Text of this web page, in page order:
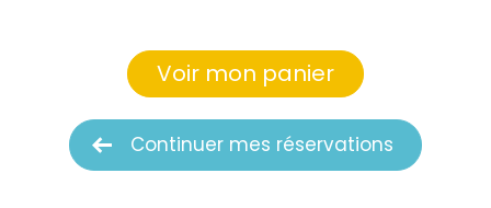
Continuer mes réservations
Voir mon panier